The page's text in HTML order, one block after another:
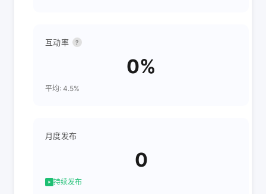
互动率 ?
0%
平均: 4.5%
月度发布
0
持续发布